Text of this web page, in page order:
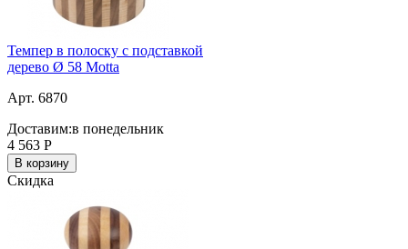
Темпер в полоску с подставкой
дерево Ø 58 Motta
Арт. 6870
Доставим:в понедельник
4 563 Р
В корзину
Скидка